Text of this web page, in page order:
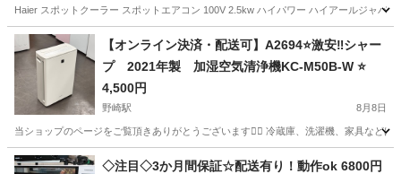
Haier スポットクーラー スポットエアコン 100V 2.5kw ハイパワー ハイアールジャパ
大阪 枚方市 季節、空調家電 スポットエアコン
【オンライン決済・配送可】A2694⭐️激安‼️シャー
プ 2021年製 加湿空気清浄機KC-M50B-W ⭐️
4,500円
野崎駅 8月8日
当ショップのページをご覧頂きありがとうございます🙇‍♂️ 冷蔵庫、洗濯機、家具など
大阪 門真市 野崎駅 季節、空調家電 M50
◇注目◇3か月間保証☆配送有り！動作ok 6800円